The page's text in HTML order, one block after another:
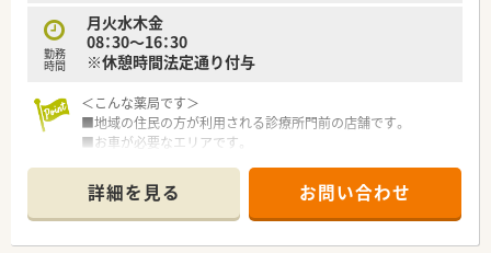
勤務
時間
月火水木金
08：30～16：30
※休憩時間法定通り付与
＜こんな薬局です＞
■地域の住民の方が利用される診療所門前の店舗です。
■お車が必要なエリアです。
土日祝休みでプライベートの時間もしっかり確保できます。
■薬剤師は3名在籍。管理薬剤師は男性です。
＜業務内容＞
詳細を見る お問い合わせ